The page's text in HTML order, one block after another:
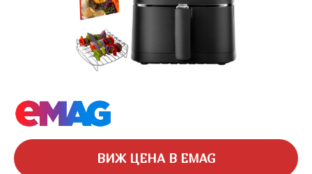
ВИЖ ЦЕНА В EMAG